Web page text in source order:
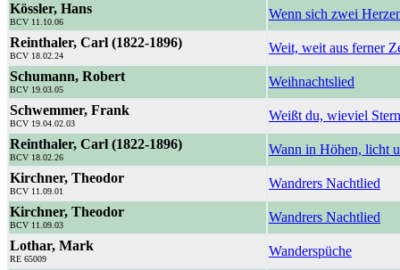
Kössler, Hans
BCV 11.10.06
Wenn sich zwei
Reinthaler, Carl (1822-1896)
BCV 18.02.24
Weit, weit aus ferner
Schumann, Robert
BCV 19.03.05
Weihnachtslied
Schwemmer, Frank
BCV 19.04.02.03
Weißt du, wieviel
Reinthaler, Carl (1822-1896)
BCV 18.02.26
Wann in Höhen, licht
Kirchner, Theodor
BCV 11.09.01
Wandrers Nachtlied
Kirchner, Theodor
BCV 11.09.03
Wandrers Nachtlied
Lothar, Mark
RE 65009
Wanderspüche